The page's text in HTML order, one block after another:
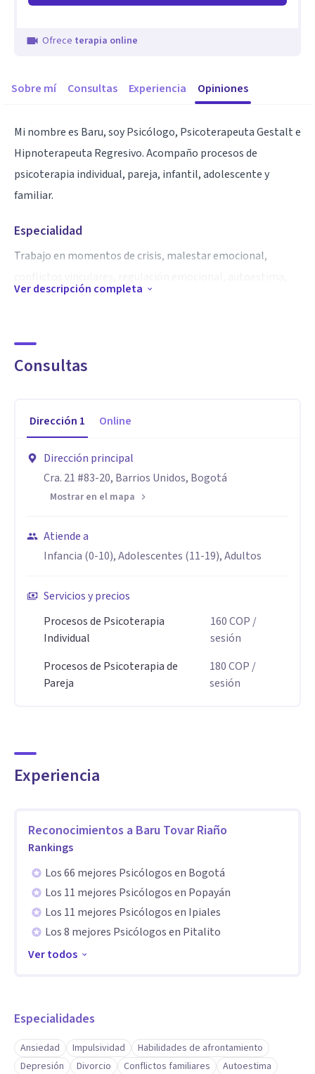
Ofrece terapia online
Sobre mí Consultas Experiencia Opiniones
Mi nombre es Baru, soy Psicólogo, Psicoterapeuta Gestalt e
Hipnoterapeuta Regresivo. Acompaño procesos de
psicoterapia individual, pareja, infantil, adolescente y
familiar.
Especialidad
Trabajo en momentos de crisis, malestar emocional,
heridas emocionales y patrones relacionales que afectan el
los demás.
nuevas formas de comprenderse, sostenerse y vincularse.
lugar diferente: ampliando la conciencia, integrando
heridas y recursos, y cultivando una mayor regulación
Aptitudes
acompañarte en tu proceso.
Ver descripción completa
Consultas
Dirección 1 Online
Dirección principal
Cra. 21 #83-20, Barrios Unidos, Bogotá
Mostrar en el mapa
Atiende a
Infancia (0-10), Adolescentes (11-19), Adultos
Servicios y precios
Procesos de Psicoterapia
Individual
160COP /
sesión
Procesos de Psicoterapia de
Pareja
180COP /
sesión
Experiencia
Reconocimientos a Baru Tovar Riaño
Rankings
Los 66 mejores Psicólogos en Bogotá
Los 11 mejores Psicólogos en Popayán
Los 11 mejores Psicólogos en Ipiales
Los 8 mejores Psicólogos en Pitalito
Ver todos
Especialidades
Ansiedad Impulsividad
Habilidades de afrontamiento
Depresión
Divorcio Conflictos familiares Autoestima